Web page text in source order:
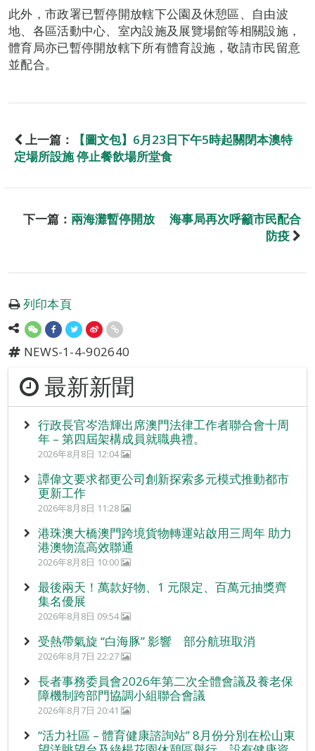
此外，市政署已暫停開放轄下公園及休憩區、自由波
地、各區活動中心、室內設施及展覽場館等相關設施，
體育局亦已暫停開放轄下所有體育設施，敬請市民留意
並配合。
上一篇：
【圖文包】6月23日下午5時起關閉本澳特
定場所設施 停止餐飲場所堂食
下一篇： 兩海灘暫停開放 海事局再次呼籲市民配合
防疫
列印本頁
NEWS-1-4-902640
最新新聞
行政長官岑浩輝出席澳門法律工作者聯合會十周
年 – 第四屆架構成員就職典禮。
2026年8月8日 12:04
譚偉文要求都更公司創新探索多元模式推動都市
更新工作
2026年8月8日 11:28
港珠澳大橋澳門跨境貨物轉運站啟用三周年 助力
港澳物流高效聯通
2026年8月8日 10:00
最後兩天！萬款好物、1 元限定、百萬元抽獎齊
集名優展
2026年8月8日 09:54
受熱帶氣旋 “白海豚” 影響 部分航班取消
2026年8月7日 22:27
長者事務委員會2026年第二次全體會議及養老保
障機制跨部門協調小組聯合會議
2026年8月7日 20:41
“活力社區 – 體育健康諮詢站” 8月份分別在松山東